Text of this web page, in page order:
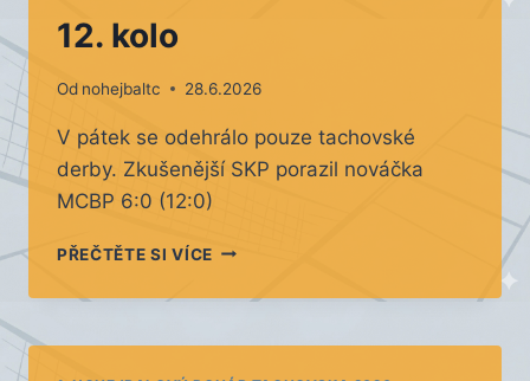
12. kolo
Od nohejbaltc 28.6.2026
V pátek se odehrálo pouze tachovské
derby. Zkušenější SKP porazil nováčka
MCBP 6:0 (12:0)
PŘEČTĚTE SI VÍCE12.